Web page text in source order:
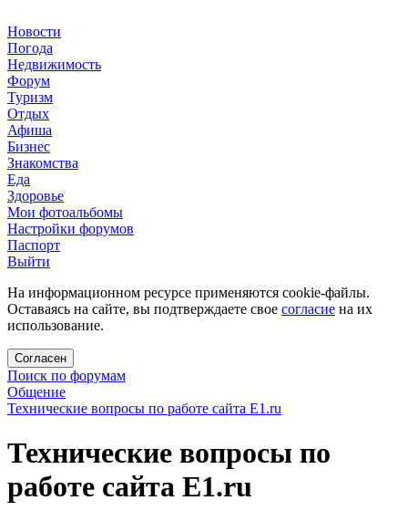
Новости
Погода
Недвижимость
Форум
Туризм
Отдых
Афиша
Бизнес
Знакомства
Еда
Здоровье
Мои фотоальбомы
Настройки форумов
Паспорт
Выйти
На информационном ресурсе применяются cookie-файлы.
Оставаясь на сайте, вы подтверждаете свое согласие на их
использование.
Согласен
Поиск по форумам
Общение
Технические вопросы по работе сайта E1.ru
Технические вопросы по
работе сайта E1.ru